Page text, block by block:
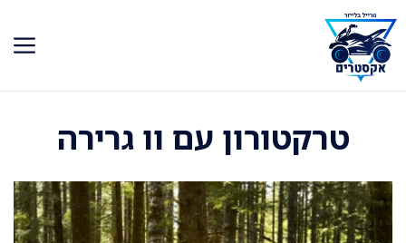
לדלג
לתוכן
טרקטורון עם וו גרירה